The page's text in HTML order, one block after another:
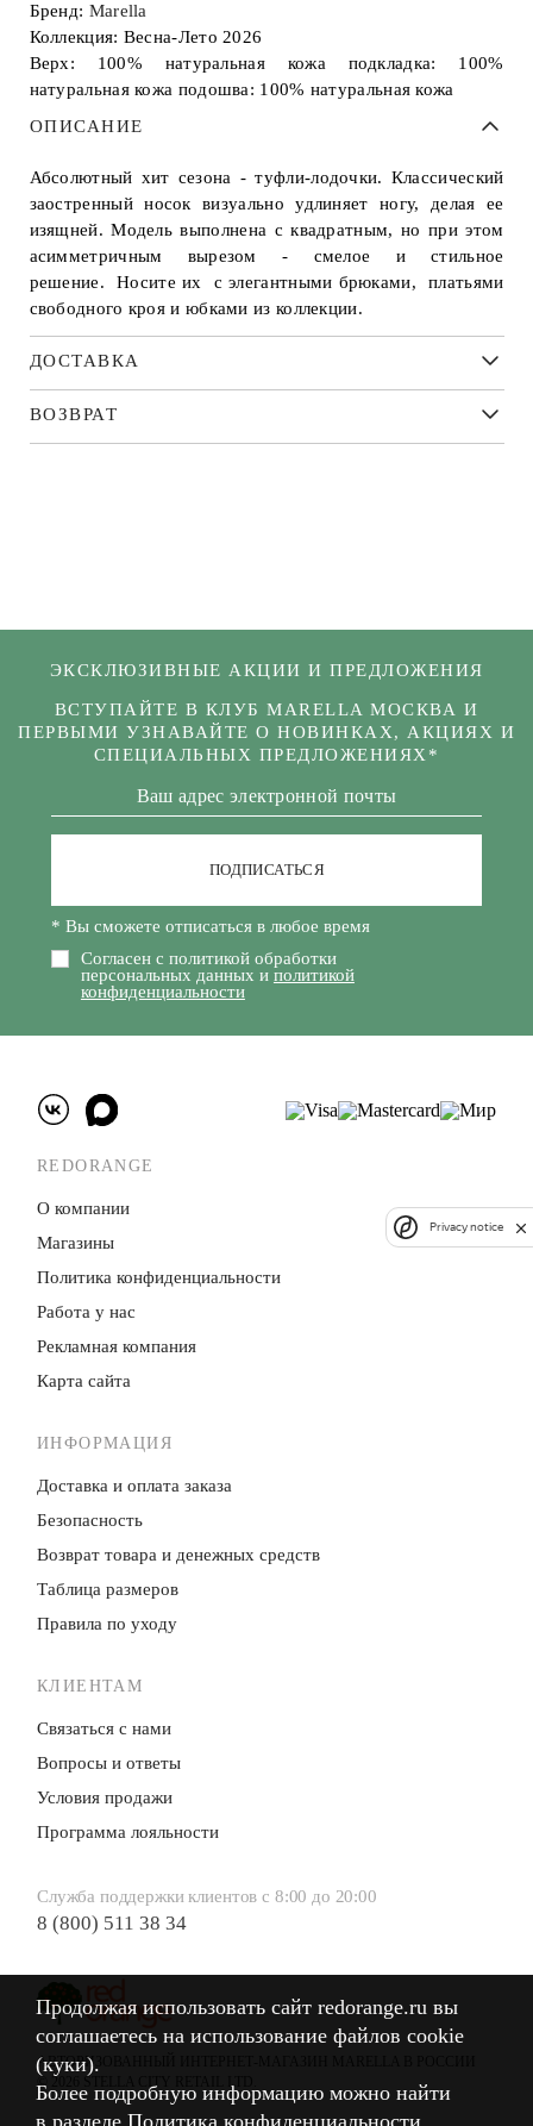
Бренд: Marella
Коллекция: Весна-Лето 2026
Верх: 100% натуральная кожа подкладка: 100%
натуральная кожа подошва: 100% натуральная кожа
ОПИСАНИЕ
Абсолютный хит сезона - туфли-лодочки. Классический
заостренный носок визуально удлиняет ногу, делая ее
изящней. Модель выполнена с квадратным, но при этом
асимметричным вырезом - смелое и стильное
решение. Носите их с элегантными брюками, платьями
свободного кроя и юбками из коллекции.
ДОСТАВКА
ВОЗВРАТ
ЭКСКЛЮЗИВНЫЕ АКЦИИ И ПРЕДЛОЖЕНИЯ
ВСТУПАЙТЕ В КЛУБ MARELLA МОСКВА И
ПЕРВЫМИ УЗНАВАЙТЕ О НОВИНКАХ, АКЦИЯХ И
СПЕЦИАЛЬНЫХ ПРЕДЛОЖЕНИЯХ*
ПОДПИСАТЬСЯ
Согласен с политикой обработки
персональных данных и политикой
конфиденциальности
* Вы сможете отписаться в любое время
REDORANGE
О компании
Магазины
Политика конфиденци­альности
Работа у нас
Рекламная компания
Карта сайта
ИНФОРМАЦИЯ
Доставка и оплата заказа
Безопасность
Возврат товара и денежных средств
Таблица размеров
Правила по уходу
КЛИЕНТАМ
Связаться с нами
Вопросы и ответы
Условия продажи
Программа лояльности
Служба поддержки клиентов с 8:00 до 20:00
8 (800) 511 38 34
АВТОРИЗОВАННЫЙ ИНТЕРНЕТ-МАГАЗИН MARELLA В РОССИИ
© 2026 STELLA CITY RETAIL LTD.
Продолжая использовать сайт redorange.ru вы
соглашаетесь на использование файлов cookie
(куки).
Более подробную информацию можно найти
в разделе Политика конфиденциальности
Продолжая использовать сайт redorange.ru вы
соглашаетесь на использование файлов cookie
(куки).
Более подробную информацию можно найти
в разделе Политика конфиденциальности
Privacy notice